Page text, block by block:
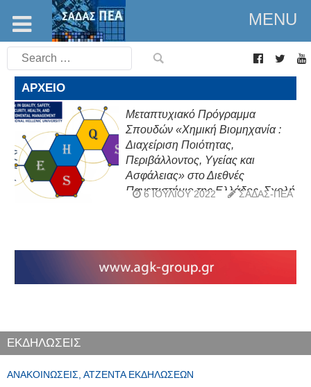
MENU
Search
for:
ΑΡΧΕΊΟ
Μεταπτυχιακό Πρόγραμμα
Σπουδών «Χημική Βιομηχανία :
Διαχείριση Ποιότητας,
Περιβάλλοντος, Υγείας και
Ασφάλειας» στο Διεθνές
Πανεπιστήμιο της Ελλάδος, Σχολή
6 ΙΟΥΛΊΟΥ 2022 ΣΑΔΑΣ-ΠΕΑ
ΕΚΔΗΛΩΣΕΙΣ
ΑΝΑΚΟΙΝΏΣΕΙΣ, ΑΤΖΈΝΤΑ ΕΚΔΗΛΏΣΕΩΝ